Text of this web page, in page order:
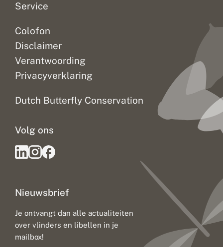
Service
Colofon
Disclaimer
Verantwoording
Privacyverklaring
Dutch Butterfly Conservation
Nieuwsbrief
Je ontvangt dan alle actualiteiten
over vlinders en libellen in je
mailbox!
Volg ons